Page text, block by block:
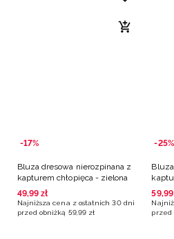
-17%
Bluza dresowa nierozpinana z
kapturem chłopięca - zielona
49,99 zł
Najniższa cena z ostatnich 30 dni
przed obniżką 59,99 zł
-25%
59,99
przed